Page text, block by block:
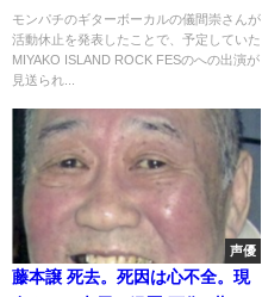
小さな恋の歌
モンパチのギターボーカルの儀間崇さんが
活動休止を発表したことで、予定していた
MIYAKO ISLAND ROCK FESのへの出演が
見送られ...
声優
藤本譲 死去。死因は心不全。現